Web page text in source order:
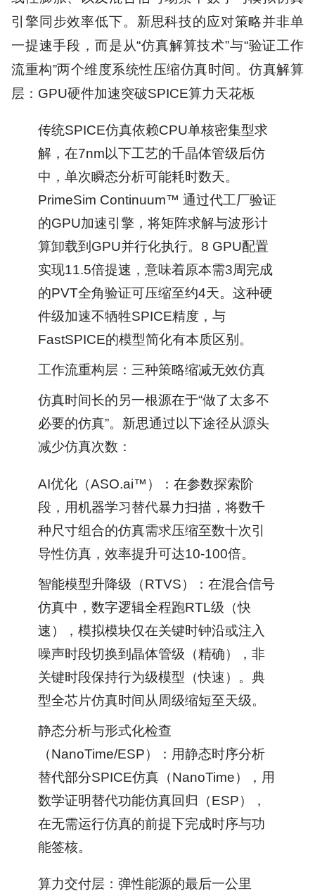
引擎同步效率低下。新思科技的应对策略并非单
一提速手段，而是从“仿真解算技术”与“验证工作
流重构”两个维度系统性压缩仿真时间。仿真解算
层：GPU硬件加速突破SPICE算力天花板
传统SPICE仿真依赖CPU单核密集型求
解，在7nm以下工艺的千晶体管级后仿
中，单次瞬态分析可能耗时数天。
PrimeSim Continuum™ 通过代工厂验证
的GPU加速引擎，将矩阵求解与波形计
算卸载到GPU并行化执行。8 GPU配置
实现11.5倍提速，意味着原本需3周完成
的PVT全角验证可压缩至约4天。这种硬
件级加速不牺牲SPICE精度，与
FastSPICE的模型简化有本质区别。
工作流重构层：三种策略缩减无效仿真
仿真时间长的另一根源在于“做了太多不
必要的仿真”。新思通过以下途径从源头
减少仿真次数：
AI优化（ASO.ai™）：在参数探索阶
段，用机器学习替代暴力扫描，将数千
种尺寸组合的仿真需求压缩至数十次引
导性仿真，效率提升可达10-100倍。
智能模型升降级（RTVS）：在混合信号
仿真中，数字逻辑全程跑RTL级（快
速），模拟模块仅在关键时钟沿或注入
噪声时段切换到晶体管级（精确），非
关键时段保持行为级模型（快速）。典
型全芯片仿真时间从周级缩短至天级。
静态分析与形式化检查
（NanoTime/ESP）：用静态时序分析
替代部分SPICE仿真（NanoTime），用
数学证明替代功能仿真回归（ESP），
在无需运行仿真的前提下完成时序与功
能签核。
算力交付层：弹性能源的最后一公里